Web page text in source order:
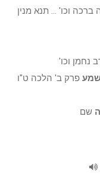
וכו' ... תנא מנין
נחמן וכו'
פרק ב' הלכה ט"ו
שם